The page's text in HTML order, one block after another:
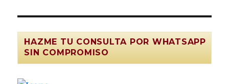
HAZME TU CONSULTA POR WHATSAPP
SIN COMPROMISO